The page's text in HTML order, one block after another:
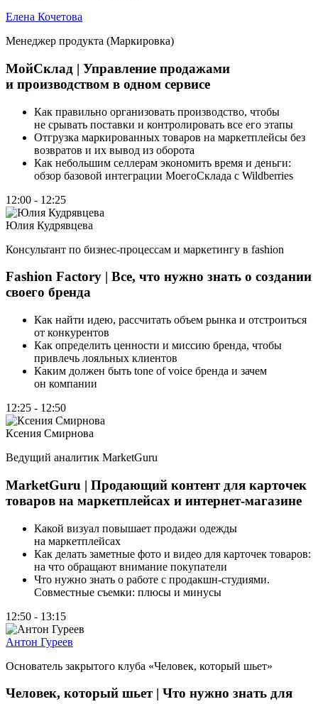
Елена Кочетова
Менеджер продукта (Маркировка)
МойСклад | Управление продажами
и производством в одном сервисе
Как правильно организовать производство, чтобы
не срывать поставки и контролировать все его этапы
Отгрузка маркированных товаров на маркетплейсы без
возвратов и их вывод из оборота
Как небольшим селлерам экономить время и деньги:
обзор базовой интеграции МоегоСклада с Wildberries
12:00 - 12:25
Юлия Кудрявцева
Консультант по бизнес-процессам и маркетингу в fashion
Fashion Factory | Все, что нужно знать о создании
своего бренда
Как найти идею, рассчитать объем рынка и отстроиться
от конкурентов
Как определить ценности и миссию бренда, чтобы
привлечь лояльных клиентов
Каким должен быть tone of voice бренда и зачем
он компании
12:25 - 12:50
Ксения Смирнова
Ведущий аналитик MarketGuru
MarketGuru | Продающий контент для карточек
товаров на маркетплейсах и интернет-магазине
Какой визуал повышает продажи одежды
на маркетплейсах
Как делать заметные фото и видео для карточек товаров:
на что обращают внимание покупатели
Что нужно знать о работе с продакшн-студиями.
Совместные съемки: плюсы и минусы
12:50 - 13:15
Антон Гуреев
Основатель закрытого клуба «Человек, который шьет»
Человек, который шьет | Что нужно знать для